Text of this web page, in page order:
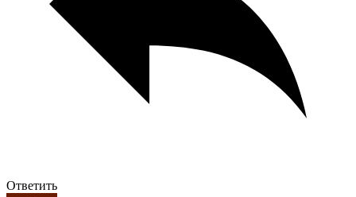
Ответить